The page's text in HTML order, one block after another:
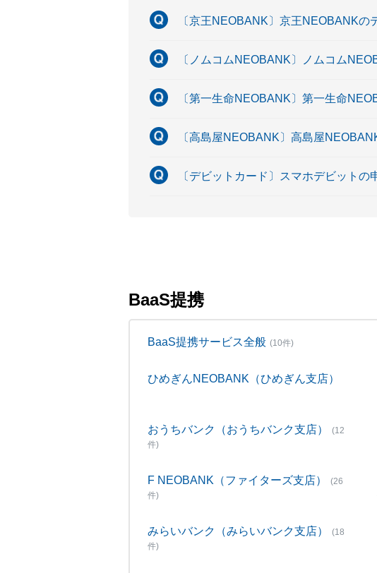
〔京王NEOBANK〕京王NEOBANK
〔ノムコムNEOBANK〕ノムコム
〔第一生命NEOBANK〕第一生命
〔高島屋NEOBANK〕高島屋
〔デビットカード〕スマホデビット
BaaS提携
BaaS提携サービス全般 (10件)
ひめぎんNEOBANK（ひめぎん支店）
おうちバンク（おうちバンク支店）
(12
件)
F NEOBANK（ファイターズ支店）
(26
件)
みらいバンク（みらいバンク支店）
(18
件)